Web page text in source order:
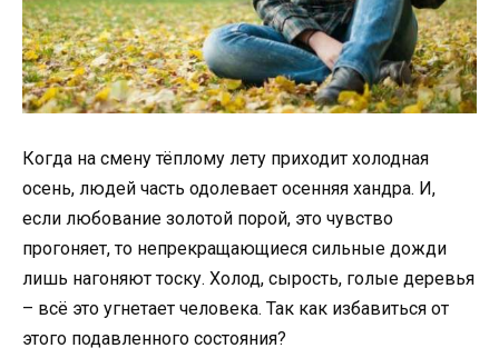
Когда на смену тёплому лету приходит холодная
осень, людей часть одолевает осенняя хандра. И,
если любование золотой порой, это чувство
прогоняет, то непрекращающиеся сильные дожди
лишь нагоняют тоску. Холод, сырость, голые деревья
– всё это угнетает человека. Так как избавиться от
этого подавленного состояния?